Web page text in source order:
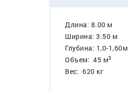
Длина: 8.00 м
Ширина: 3.50 м
Глубина: 1,0-1,60м
Объем: 45 м3
Вес: 620 кг